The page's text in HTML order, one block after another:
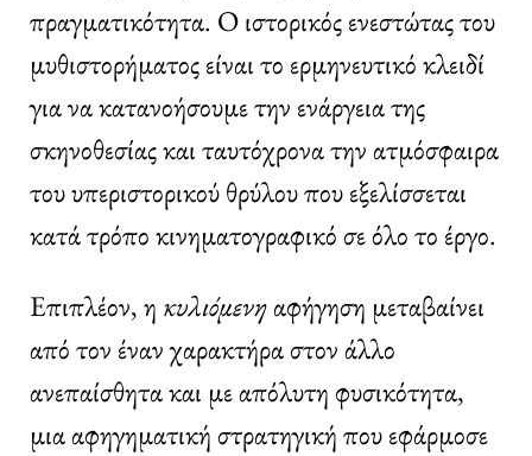
πραγματικότητα. Ο ιστορικός ενεστώτας του
μυθιστορήματος είναι το ερμηνευτικό κλειδί
για να κατανοήσουμε την ενάργεια της
σκηνοθεσίας και ταυτόχρονα την ατμόσφαιρα
του υπεριστορικού θρύλου που εξελίσσεται
κατά τρόπο κινηματογραφικό σε όλο το έργο.
Επιπλέον, η κυλιόμενηαφήγηση μεταβαίνει
από τον έναν χαρακτήρα στον άλλο
ανεπαίσθητα και με απόλυτη φυσικότητα,
μια αφηγηματική στρατηγική που εφάρμοσε